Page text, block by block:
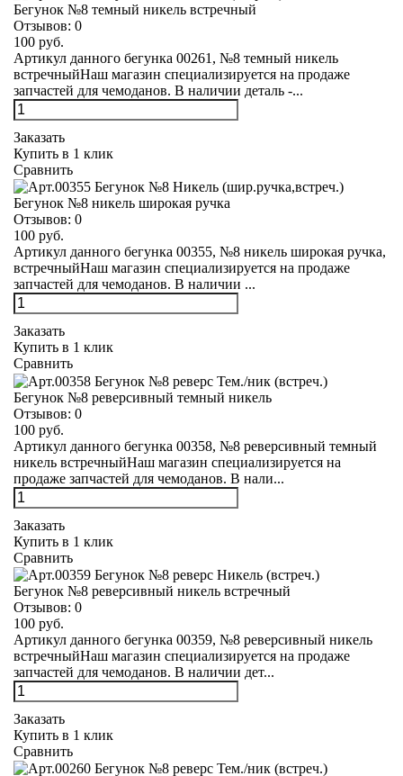
Бегунок №8 темный никель встречный
Отзывов: 0
100 руб.
Артикул данного бегунка 00261, №8 темный никель
встречныйНаш магазин специализируется на продаже
запчастей для чемоданов. В наличии деталь -...
Заказать
Купить в 1 клик
Сравнить
Бегунок №8 никель широкая ручка
Отзывов: 0
100 руб.
Артикул данного бегунка 00355, №8 никель широкая ручка,
встречныйНаш магазин специализируется на продаже
запчастей для чемоданов. В наличии ...
Заказать
Купить в 1 клик
Сравнить
Бегунок №8 реверсивный темный никель
Отзывов: 0
100 руб.
Артикул данного бегунка 00358, №8 реверсивный темный
никель встречныйНаш магазин специализируется на
продаже запчастей для чемоданов. В нали...
Заказать
Купить в 1 клик
Сравнить
Бегунок №8 реверсивный никель встречный
Отзывов: 0
100 руб.
Артикул данного бегунка 00359, №8 реверсивный никель
встречныйНаш магазин специализируется на продаже
запчастей для чемоданов. В наличии дет...
Заказать
Купить в 1 клик
Сравнить